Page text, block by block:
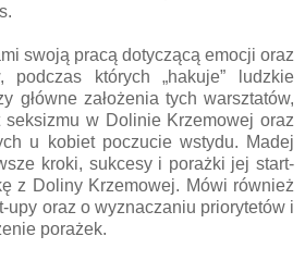
swoją pracą dotyczącą emocji oraz
podczas których „hakuje” ludzkie
główne założenia tych warsztatów,
seksizmu w Dolinie Krzemowej oraz
u kobiet poczucie wstydu. Madej
kroki, sukcesy i porażki jej start-
z Doliny Krzemowej. Mówi również
upy oraz o wyznaczaniu priorytetów i
porażek.